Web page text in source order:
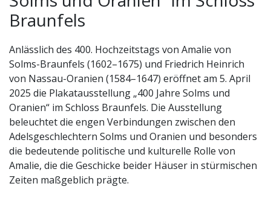
Braunfels
Anlässlich des 400. Hochzeitstags von Amalie von
Solms-Braunfels (1602–1675) und Friedrich Heinrich
von Nassau-Oranien (1584–1647) eröffnet am 5. April
2025 die Plakatausstellung „400 Jahre Solms und
Oranien“ im Schloss Braunfels. Die Ausstellung
beleuchtet die engen Verbindungen zwischen den
Adelsgeschlechtern Solms und Oranien und besonders
die bedeutende politische und kulturelle Rolle von
Amalie, die die Geschicke beider Häuser in stürmischen
Zeiten maßgeblich prägte.